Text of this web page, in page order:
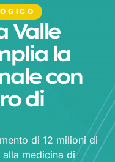
Valle
la
con
di
di 12 milioni di
medicina di